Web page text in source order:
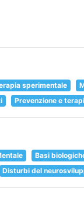
sperimentale
Prevenzione e
Basi
Disturbi del